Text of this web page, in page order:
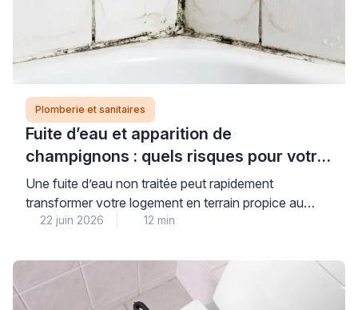
Plomberie et sanitaires
Fuite d’eau et apparition de
champignons : quels risques pour votre
logement et votre santé ?
Une fuite d’eau non traitée peut rapidement
transformer votre logement en terrain propice au
développement de champignons et moisissures,
solidité de votre habitat. Cette situation, plus
fréquente qu’on ne le pense dans les pièces humides,
nécessite une intervention rapide et qualifiée pour
22 juin 2026 12 min